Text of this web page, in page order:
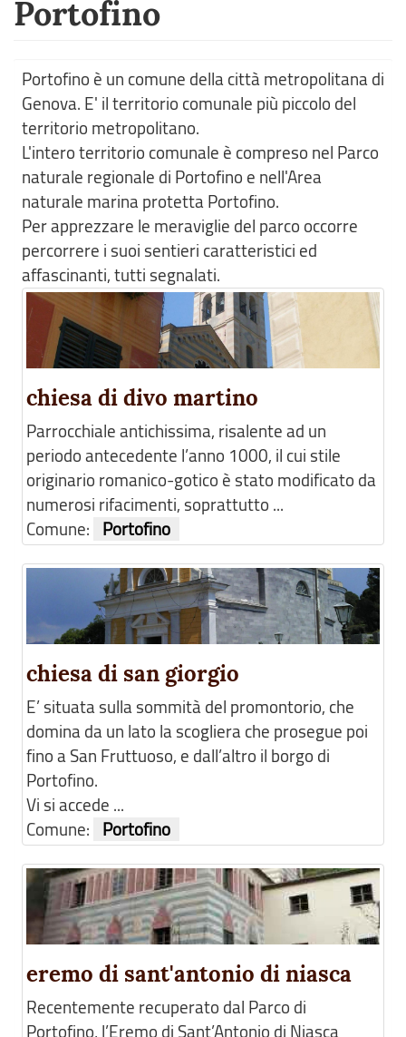
Portofino
Portofino è un comune della città metropolitana di
Genova. E' il territorio comunale più piccolo del
territorio metropolitano.
L'intero territorio comunale è compreso nel Parco
naturale regionale di Portofino e nell'Area
naturale marina protetta Portofino.
Per apprezzare le meraviglie del parco occorre
percorrere i suoi sentieri caratteristici ed
affascinanti, tutti segnalati.
chiesa di divo martino
Parrocchiale antichissima, risalente ad un
periodo antecedente l’anno 1000, il cui stile
originario romanico-gotico è stato modificato da
numerosi rifacimenti, soprattutto ...
Comune:
Portofino
chiesa di san giorgio
E’ situata sulla sommità del promontorio, che
domina da un lato la scogliera che prosegue poi
fino a San Fruttuoso, e dall’altro il borgo di
Portofino.
Vi si accede ...
Comune:
Portofino
eremo di sant'antonio di niasca
Recentemente recuperato dal Parco di
Portofino, l’Eremo di Sant’Antonio di Niasca